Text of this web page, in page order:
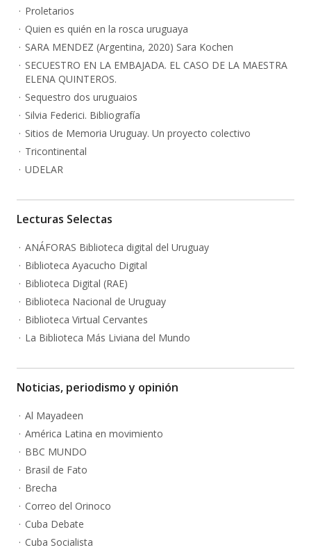
Proletarios
Quien es quién en la rosca uruguaya
SARA MENDEZ (Argentina, 2020) Sara Kochen
SECUESTRO EN LA EMBAJADA. EL CASO DE LA MAESTRA
ELENA QUINTEROS.
Sequestro dos uruguaios
Silvia Federici. Bibliografía
Sitios de Memoria Uruguay. Un proyecto colectivo
Tricontinental
UDELAR
Lecturas Selectas
ANÁFORAS Biblioteca digital del Uruguay
Biblioteca Ayacucho Digital
Biblioteca Digital (RAE)
Biblioteca Nacional de Uruguay
Biblioteca Virtual Cervantes
La Biblioteca Más Liviana del Mundo
Noticias, periodismo y opinión
Al Mayadeen
América Latina en movimiento
BBC MUNDO
Brasil de Fato
Brecha
Correo del Orinoco
Cuba Debate
Cuba Socialista